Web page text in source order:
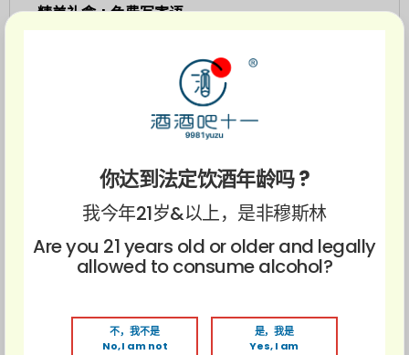
精美礼盒 + 免费写寄语
獭祭45纯米大吟酿 720ml x 1
- 开瓶满是馥郁华丽的苹果、蜜桃等水果芳香
- 细腻与通透的口感中带微微甘醇
和歌山之惠 常夏菠萝酒 720ml x 1
- 入口醇厚甜美，酸调时而露出让口水不断分泌
- 回甘清香持久，毫无甜腻感，后段带有微微的酒精
9981限量小酒杯一对
你达到法定饮酒年龄吗 ?
我今年21岁&以上，是非穆斯林
Are you 21 years old or older and legally
allowed to consume alcohol?
不，我不是
No, I am not
是，我是
Yes, I am